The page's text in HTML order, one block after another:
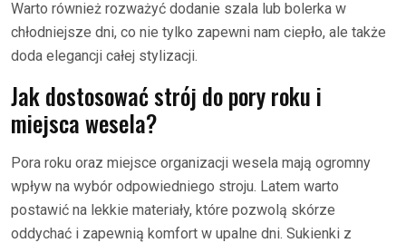
Warto również rozważyć dodanie szala lub bolerka w
chłodniejsze dni, co nie tylko zapewni nam ciepło, ale także
doda elegancji całej stylizacji.
Jak dostosować strój do pory roku i
miejsca wesela?
Pora roku oraz miejsce organizacji wesela mają ogromny
wpływ na wybór odpowiedniego stroju. Latem warto
postawić na lekkie materiały, które pozwolą skórze
oddychać i zapewnią komfort w upalne dni. Sukienki z